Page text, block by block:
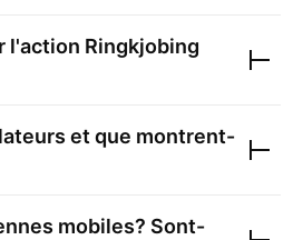
l'action Ringkjobing
et que montrent-
mobiles? Sont-